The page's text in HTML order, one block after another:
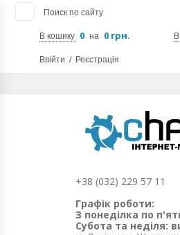
Поиск по сайту
В кошику 0 на 0 грн.
Ввійти / Реєстрація
+38 (032) 229 57 11
Графік роботи:
З понеділка по
Субота та неділя: